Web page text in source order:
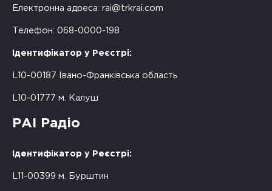
Електронна адреса: rai@trkrai.com
Телефон: 068-0000-198
Ідентифікатор у Реєстрі:
L10-00187 Івано-Франківська область
L10-01777 м. Калуш
РАІ Радіо
Ідентифікатор у Реєстрі:
L11-00399 м. Бурштин